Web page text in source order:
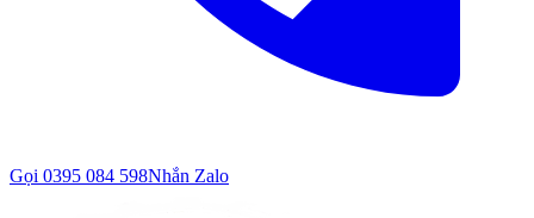
Gọi 0395 084 598Nhắn Zalo